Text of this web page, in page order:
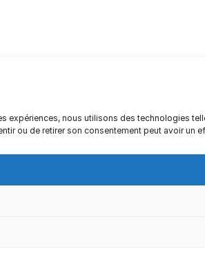
expériences, nous utilisons des technologies
ou de retirer son consentement peut avoir un